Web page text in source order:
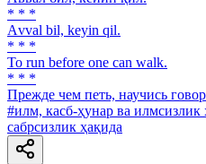
* * *
Аvval bil, keyin qil.
* * *
To run before one can walk.
* * *
Прежде чем петь, научись
#илм, касб-ҳунар ва илмсизлик
сабрсизлик ҳақида